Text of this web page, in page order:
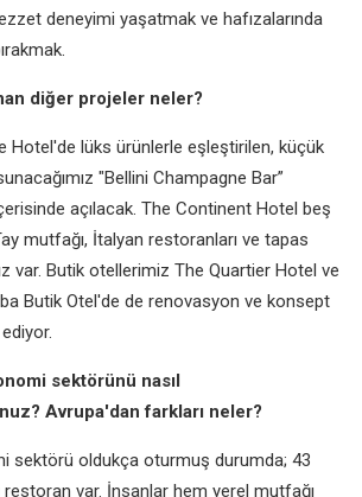
deneyimi yaşatmak ve hafızalarında
diğer projeler neler?
Hotel'de lüks ürünlerle eşleştirilen, küçük
"Bellini Champagne Bar”
açılacak. The Continent Hotel beş
mutfağı, İtalyan restoranları ve tapas
var. Butik otellerimiz The Quartier Hotel ve
Butik Otel'de de renovasyon ve konsept
sektörünü nasıl
Avrupa'dan farkları neler?
sektörü oldukça oturmuş durumda; 43
restoran var. İnsanlar hem yerel mutfağı